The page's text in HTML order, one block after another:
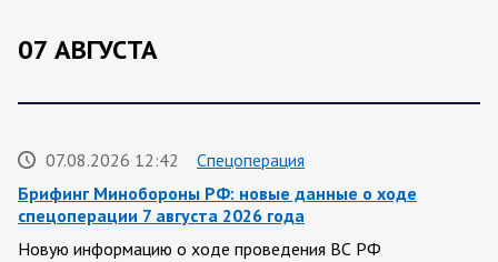
07 АВГУСТА
07.08.2026 12:42
Спецоперация
Брифинг Минобороны РФ: новые данные о ходе
спецоперации 7 августа 2026 года
Новую информацию о ходе проведения ВС РФ